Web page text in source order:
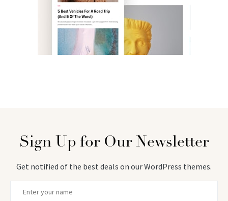
Sign Up for Our Newsletter
Get notified of the best deals on our WordPress themes.